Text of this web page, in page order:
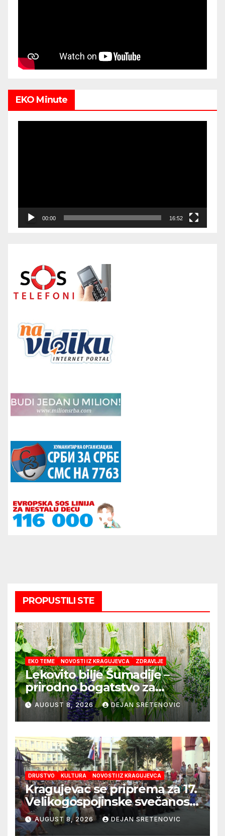
EKO Minute
00:00 16:52
PROPUSTILI STE
EKO TEME NOVOSTI IZ KRAGUJEVCA ZDRAVLJE
Lekovito bilje Šumadije –
prirodno bogatstvo za
zdravlje i domaće čajeve
AUGUST 8, 2026 DEJAN SRETENOVIC
DRUSTVO KULTURA NOVOSTI IZ KRAGUJEVCA
Kragujevac se priprema za 17.
Velikogospojinske svečanosti
koje počinju 27. avgusta!
AUGUST 8, 2026 DEJAN SRETENOVIC